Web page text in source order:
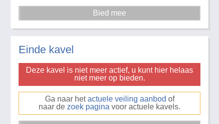
Einde kavel
Deze kavel is niet meer actief, u kunt hier helaas
niet meer op bieden.
Ga naar hetactuele veiling aanbod of
naar de zoek pagina voor actuele kavels.